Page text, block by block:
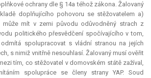
ochrany dle § 14a téhož zákona. Žalovaný
doplňujícího pohovoru se stěžovatelem a)
mít v zemi původu odůvodněný strach z
politického přesvědčení spočívajícího v tom,
spolupracovat s vládní stranou na jejích
s nimiž vnitřně nesouhlasí. Žalovaný musí ověřit
tím, co stěžovatel v domovském státě zažíval,
spolupráce se členy strany YAP. Soud